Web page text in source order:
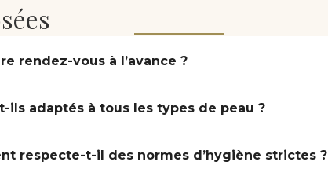
rendez-vous à l’avance ?
ils adaptés à tous les types de peau ?
respecte-t-il des normes d’hygiène strictes ?